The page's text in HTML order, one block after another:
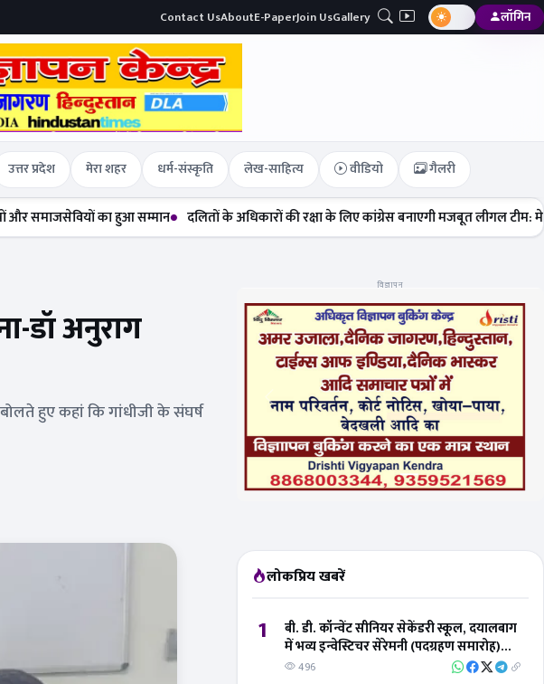
Contact UsAboutE-PaperJoin UsGallery लॉगिन
उत्तर प्रदेश मेरा शहर धर्म-संस्कृति लेख-साहित्य वीडियो गैलरी
का हुआ सम्मान दलितों के अधिकारों की रक्षा के लिए कांग्रेस बनाएगी मजबूत लीगल टीम: मेघा सेहरा
डॉ अनुराग
हुए कहां कि गांधीजी के संघर्ष
विज्ञापन
लोकप्रिय खबरें
1
बी. डी. कॉन्वेंट सीनियर सेकेंडरी स्कूल, दयालबाग
में भव्य इन्वेस्टिचर सेरेमनी (पदग्रहण समारोह)
संपन्न
496